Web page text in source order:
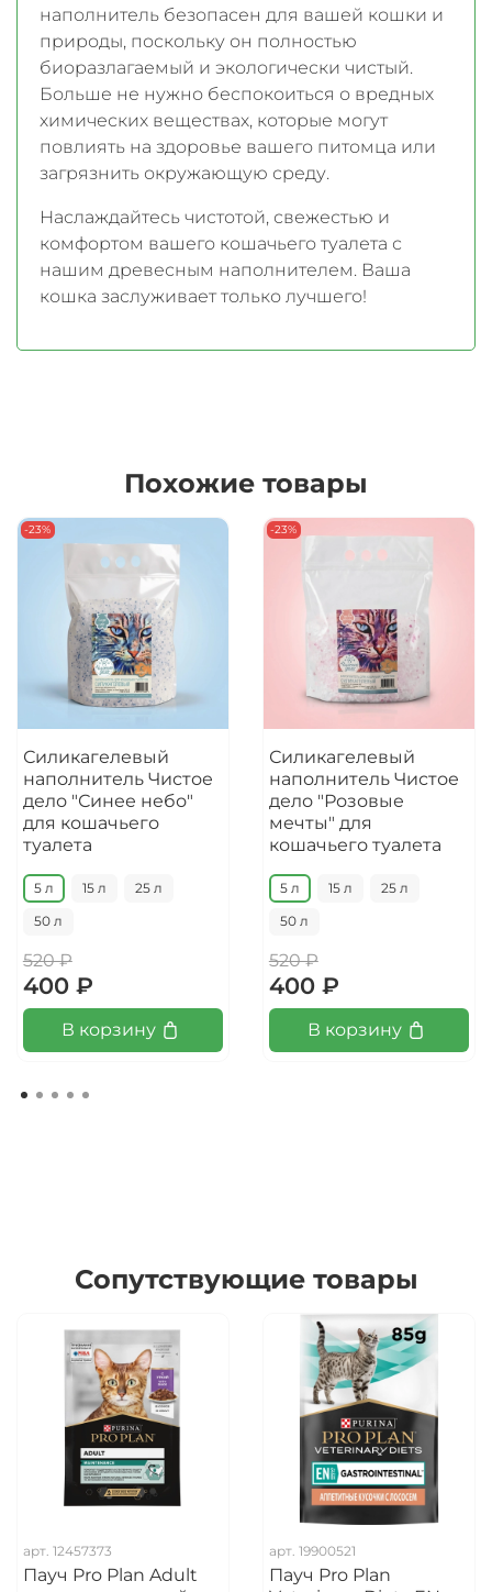
наполнитель безопасен для вашей кошки и
природы, поскольку он полностью
биоразлагаемый и экологически чистый.
Больше не нужно беспокоиться о вредных
химических веществах, которые могут
повлиять на здоровье вашего питомца или
загрязнить окружающую среду.
Наслаждайтесь чистотой, свежестью и
комфортом вашего кошачьего туалета с
нашим древесным наполнителем. Ваша
кошка заслуживает только лучшего!
Похожие товары
-23%
Силикагелевый
наполнитель Чистое
дело "Синее небо"
для кошачьего
туалета
5 л 15 л 25 л
50 л
520 ₽
400 ₽
В корзину
-23%
Силикагелевый
наполнитель Чистое
дело "Розовые
мечты" для
кошачьего туалета
5 л 15 л 25 л
50 л
520 ₽
400 ₽
В корзину
Сопутствующие товары
арт. 12457373
Пауч Pro Plan Adult
арт. 19900521
Пауч Pro Plan